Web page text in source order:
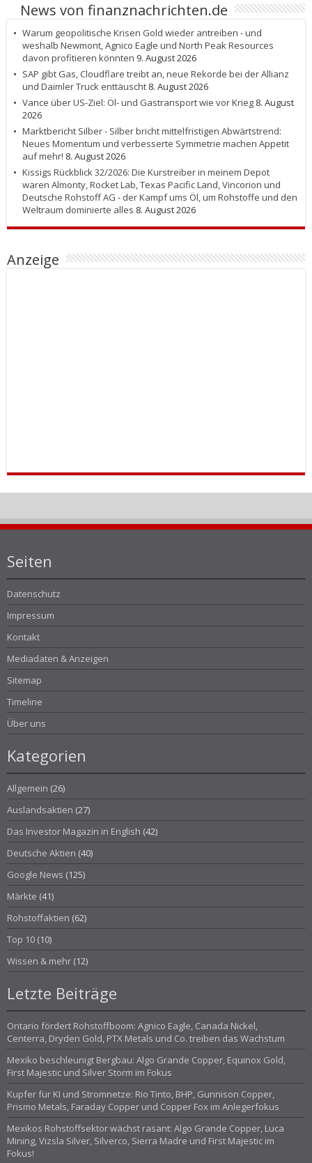
News von finanznachrichten.de
Warum geopolitische Krisen Gold wieder antreiben - und
weshalb Newmont, Agnico Eagle und North Peak Resources
davon profitieren könnten 9. August 2026
SAP gibt Gas, Cloudflare treibt an, neue Rekorde bei der Allianz
und Daimler Truck enttäuscht 8. August 2026
Vance über US-Ziel: Öl- und Gastransport wie vor Krieg 8. August
2026
Marktbericht Silber - Silber bricht mittelfristigen Abwärtstrend:
Neues Momentum und verbesserte Symmetrie machen Appetit
auf mehr! 8. August 2026
Kissigs Rückblick 32/2026: Die Kurstreiber in meinem Depot
waren Almonty, Rocket Lab, Texas Pacific Land, Vincorion und
Deutsche Rohstoff AG - der Kampf ums Öl, um Rohstoffe und den
Weltraum dominierte alles 8. August 2026
Anzeige
Seiten
Datenschutz
Impressum
Kontakt
Mediadaten & Anzeigen
Sitemap
Timeline
Über uns
Kategorien
Allgemein (26)
Auslandsaktien (27)
Das Investor Magazin in English (42)
Deutsche Aktien (40)
Google News (125)
Märkte (41)
Rohstoffaktien (62)
Top 10 (10)
Wissen & mehr (12)
Letzte Beiträge
Ontario fördert Rohstoffboom: Agnico Eagle, Canada Nickel,
Centerra, Dryden Gold, PTX Metals und Co. treiben das Wachstum
Mexiko beschleunigt Bergbau: Algo Grande Copper, Equinox Gold,
First Majestic und Silver Storm im Fokus
Kupfer für KI und Stromnetze: Rio Tinto, BHP, Gunnison Copper,
Prismo Metals, Faraday Copper und Copper Fox im Anlegerfokus
Mexikos Rohstoffsektor wächst rasant: Algo Grande Copper, Luca
Mining, Vizsla Silver, Silverco, Sierra Madre und First Majestic im
Fokus!